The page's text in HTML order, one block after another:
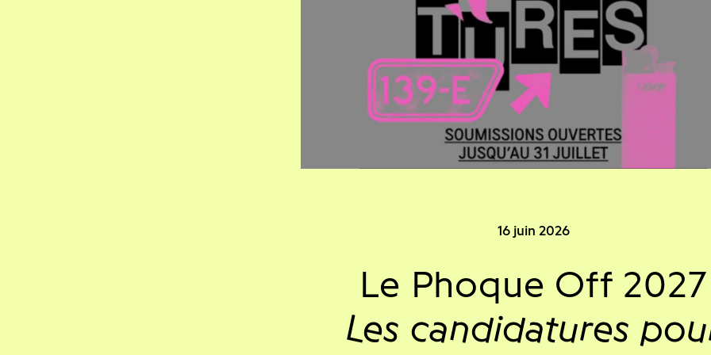
16 juin 2026
Le Phoque Off 2027
Les candidatures